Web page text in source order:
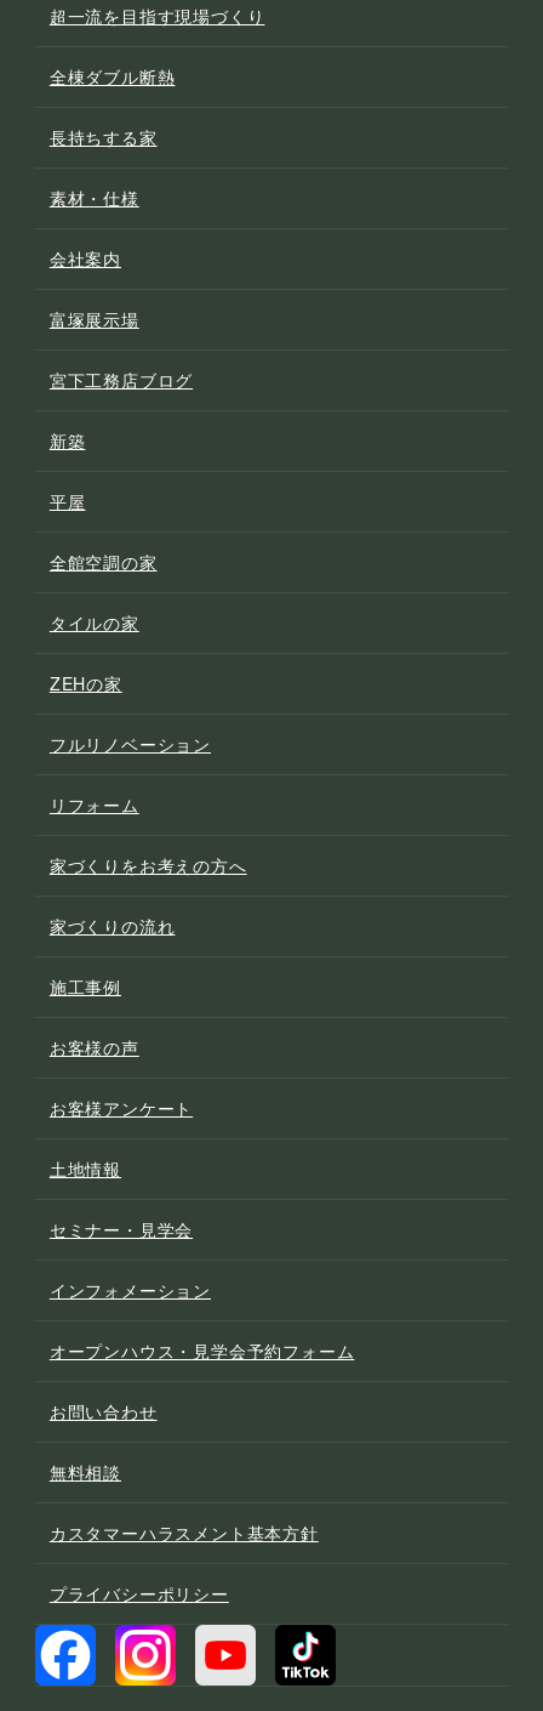
超一流を目指す現場づくり
全棟ダブル断熱
長持ちする家
素材・仕様
会社案内
富塚展示場
宮下工務店ブログ
新築
平屋
全館空調の家
タイルの家
ZEHの家
フルリノベーション
リフォーム
家づくりをお考えの方へ
家づくりの流れ
施工事例
お客様の声
お客様アンケート
土地情報
セミナー・見学会
インフォメーション
オープンハウス・見学会予約フォーム
お問い合わせ
無料相談
カスタマーハラスメント基本方針
プライバシーポリシー